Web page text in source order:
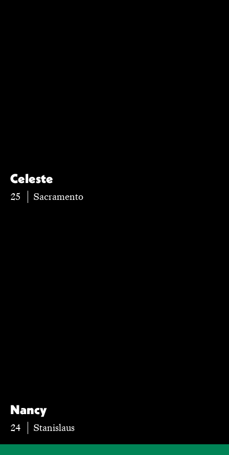
Celeste
25
Sacramento
Nancy
24
Stanislaus